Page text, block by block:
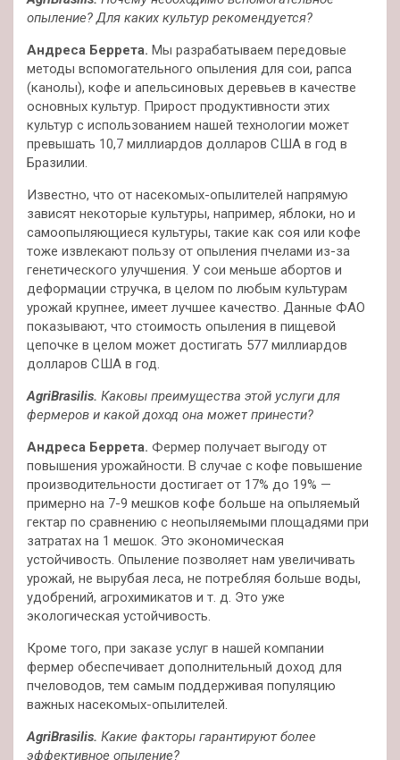
опыление? Для каких культур рекомендуется?
Андреса Беррета. Мы разрабатываем передовые
методы вспомогательного опыления для сои, рапса
(канолы), кофе и апельсиновых деревьев в качестве
основных культур. Прирост продуктивности этих
культур с использованием нашей технологии может
превышать 10,7 миллиардов долларов США в год в
Бразилии.
Известно, что от насекомых-опылителей напрямую
зависят некоторые культуры, например, яблоки, но и
самоопыляющиеся культуры, такие как соя или кофе
тоже извлекают пользу от опыления пчелами из-за
генетического улучшения. У сои меньше абортов и
деформации стручка, в целом по любым культурам
урожай крупнее, имеет лучшее качество. Данные ФАО
показывают, что стоимость опыления в пищевой
цепочке в целом может достигать 577 миллиардов
долларов США в год.
AgriBrasilis. Каковы преимущества этой услуги для
фермеров и какой доход она может принести?
Андреса Беррета. Фермер получает выгоду от
повышения урожайности. В случае с кофе повышение
производительности достигает от 17% до 19% —
примерно на 7-9 мешков кофе больше на опыляемый
гектар по сравнению с неопыляемыми площадями при
затратах на 1 мешок. Это экономическая
устойчивость. Опыление позволяет нам увеличивать
урожай, не вырубая леса, не потребляя больше воды,
удобрений, агрохимикатов и т. д. Это уже
экологическая устойчивость.
Кроме того, при заказе услуг в нашей компании
фермер обеспечивает дополнительный доход для
пчеловодов, тем самым поддерживая популяцию
важных насекомых-опылителей.
AgriBrasilis. Какие факторы гарантируют более
эффективное опыление?